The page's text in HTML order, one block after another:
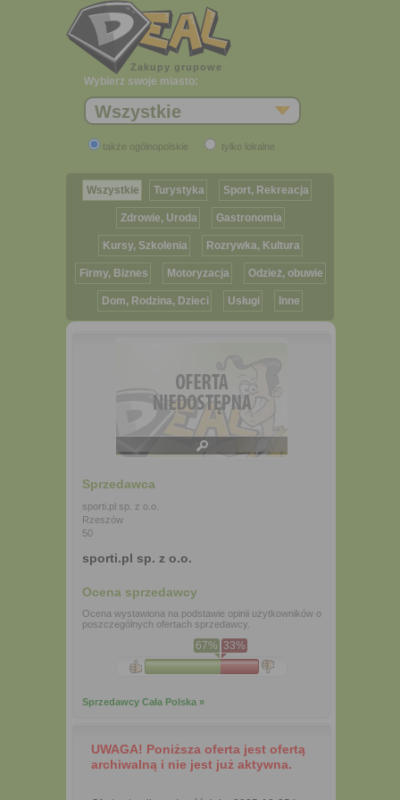
Zakupy grupowe
Wybierz swoje miasto:
Wszystkie
także ogólnopolskie tylko lokalne
Wszystkie Turystyka Sport, Rekreacja
Zdrowie, Uroda Gastronomia
Kursy, Szkolenia Rozrywka, Kultura
Firmy, Biznes Motoryzacja Odzież, obuwie
Dom, Rodzina, Dzieci Usługi Inne
Sprzedawca
sporti.pl sp. z o.o.
Rzeszów
50
sporti.pl sp. z o.o.
Ocena sprzedawcy
Ocena wystawiona na podstawie opinii użytkowników o
poszczególnych ofertach sprzedawcy.
67% 33%
Sprzedawcy Cała Polska »
UWAGA! Poniższa oferta jest ofertą
archiwalną i nie jest już aktywna.